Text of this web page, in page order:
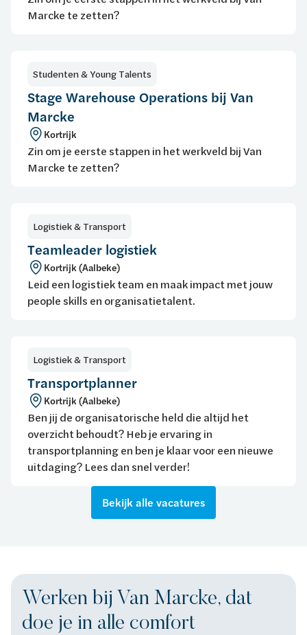
Marcke te zetten?
Studenten & Young Talents
Stage Warehouse Operations bij Van
Marcke
Kortrijk
Zin om je eerste stappen in het werkveld bij Van
Marcke te zetten?
Logistiek & Transport
Teamleader logistiek
Kortrijk (Aalbeke)
Leid een logistiek team en maak impact met jouw
people skills en organisatietalent.
Logistiek & Transport
Transportplanner
Kortrijk (Aalbeke)
Ben jij de organisatorische held die altijd het
overzicht behoudt? Heb je ervaring in
transportplanning en ben je klaar voor een nieuwe
uitdaging? Lees dan snel verder!
Bekijk alle vacatures
Werken bij Van Marcke, dat
doe je in alle comfort